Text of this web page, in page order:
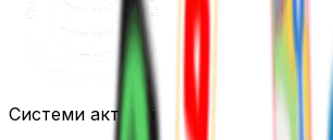
Системи активні